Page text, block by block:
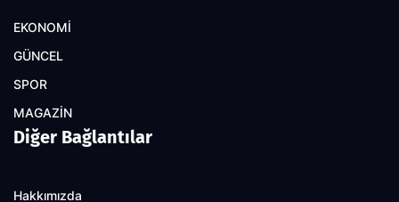
EKONOMİ
GÜNCEL
SPOR
MAGAZİN
Diğer Bağlantılar
Hakkımızda